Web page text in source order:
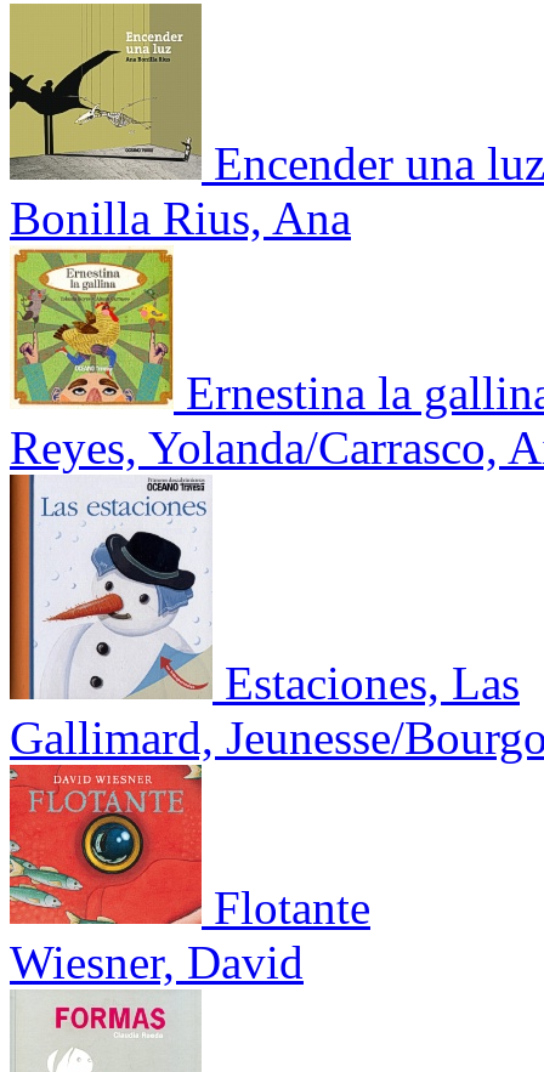
Encender una luz
Bonilla Rius, Ana
Ernestina la
Reyes, Yolanda/Carrasco,
Estaciones, Las
Gallimard, Jeunesse/
Flotante
Wiesner, David